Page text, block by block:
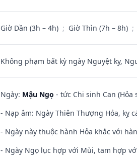
Giờ Dần (3h – 4h) ; Giờ Thìn (7h – 8h) ;
Không phạm bất kỳ ngày Nguyệt kỵ,
Ngày: Mậu Ngọ - tức Chi sinh Can
- Nạp âm: Ngày Thiên Thượng Hỏa, kỵ
- Ngày này thuộc hành Hỏa khắc với
- Ngày Ngọ lục hợp với Mùi, tam hợp